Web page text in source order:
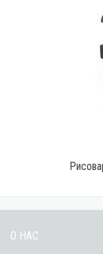
О НАС